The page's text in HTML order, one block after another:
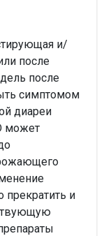
и/
после
после
симптомом
диареи
может
прекратить и